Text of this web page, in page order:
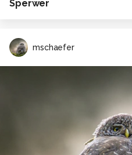
Sperwer
mschaefer